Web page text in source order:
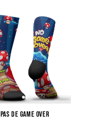
PAS DE GAME OVER